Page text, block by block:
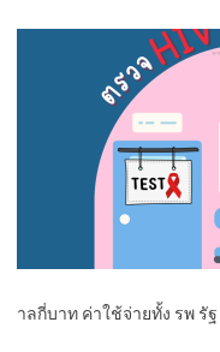
าลกี่บาท ค่าใช้จ่ายทั้ง รพ รั